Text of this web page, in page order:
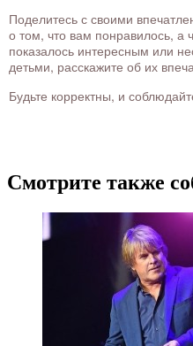
Поделитесь с своими
о том, что вам понравилось, а
показалось интересным или
детьми, расскажите об их
Будьте корректны, и
Смотрите также